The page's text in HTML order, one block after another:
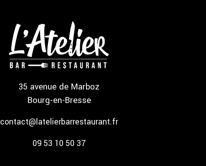
35 avenue de Marboz
Bourg-en-Bresse
contact@latelierbarrestaurant.fr
09 53 10 50 37